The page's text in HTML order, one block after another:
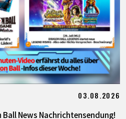
03.08.2026
Ball News Nachrichtensendung!